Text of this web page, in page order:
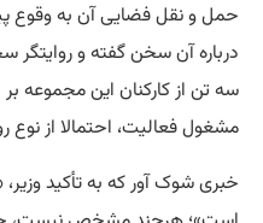
حمل و نقل فضایی آن به وقوع
درباره آن سخن گفته و روایتگر
سه تن از کارکنان این مجموعه بر
مشغول فعالیت، احتمالا از نوع
خبری شوک آور که به تأکید